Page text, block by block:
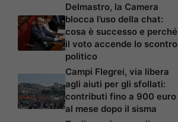
Delmastro, la Camera
blocca l’uso della chat:
cosa è successo e perché
il voto accende lo scontro
politico
Campi Flegrei, via libera
agli aiuti per gli sfollati:
contributi fino a 900 euro
al mese dopo il sisma